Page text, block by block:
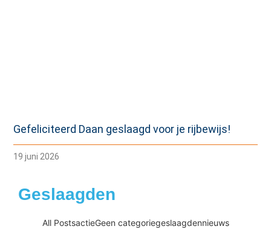
Gefeliciteerd Daan geslaagd voor je rijbewijs!
19 juni 2026
Geslaagden
All PostsactieGeen categoriegeslaagdennieuws